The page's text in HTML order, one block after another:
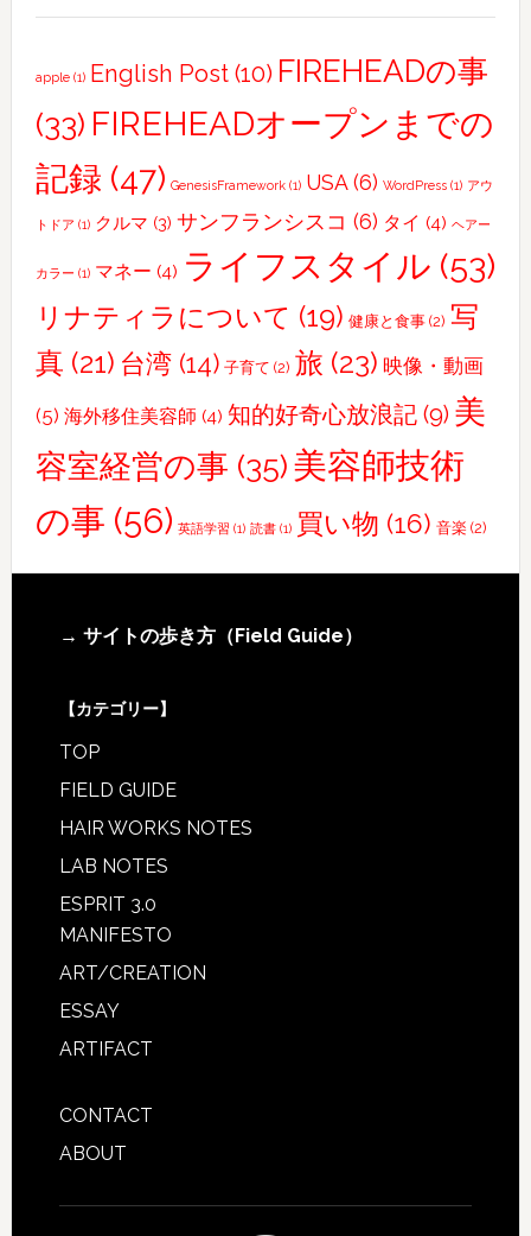
apple(1) English Post(10) FIREHEADの事
(33) FIREHEADオープンまでの
記録 (47) GenesisFramework(1) USA(6) WordPress(1) アウ
トドア (1) クルマ (3) サンフランシスコ (6) タイ (4) ヘアー
カラー (1) マネー (4) ライフスタイル (53)
リナティラについて (19) 健康と食事(2) 写
真 (21) 台湾(14) 子育て (2) 旅 (23) 映像・動画
(5) 海外移住美容師 (4) 知的好奇心放浪記(9) 美
容室経営の事 (35)美容師技術
の事 (56) 英語学習 (1) 読書(1) 買い物 (16) 音楽(2)
Footer
→ サイトの歩き方（Field Guide）
【カテゴリー】
TOP
FIELD GUIDE
HAIR WORKS NOTES
LAB NOTES
ESPRIT 3.0
MANIFESTO
ART/CREATION
ESSAY
ARTIFACT
CONTACT
ABOUT